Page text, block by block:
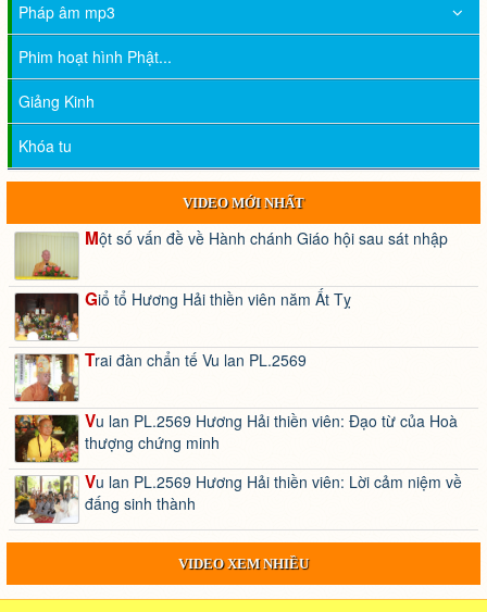
Pháp âm mp3
Phim hoạt hình Phật...
Giảng Kinh
Khóa tu
VIDEO MỚI NHẤT
Một số vấn đề về Hành chánh Giáo hội sau sát nhập
Giổ tổ Hương Hải thiền viên năm Ất Tỵ
Trai đàn chẩn tế Vu lan PL.2569
Vu lan PL.2569 Hương Hải thiền viên: Đạo từ của Hoà
thượng chứng minh
Vu lan PL.2569 Hương Hải thiền viên: Lời cảm niệm về
đấng sinh thành
VIDEO XEM NHIỀU